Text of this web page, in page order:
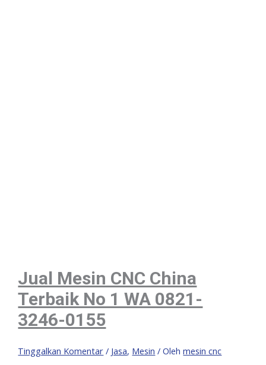
Jual Mesin CNC China
Terbaik No 1 WA 0821-
3246-0155
Tinggalkan Komentar / Jasa, Mesin / Olehmesin cnc